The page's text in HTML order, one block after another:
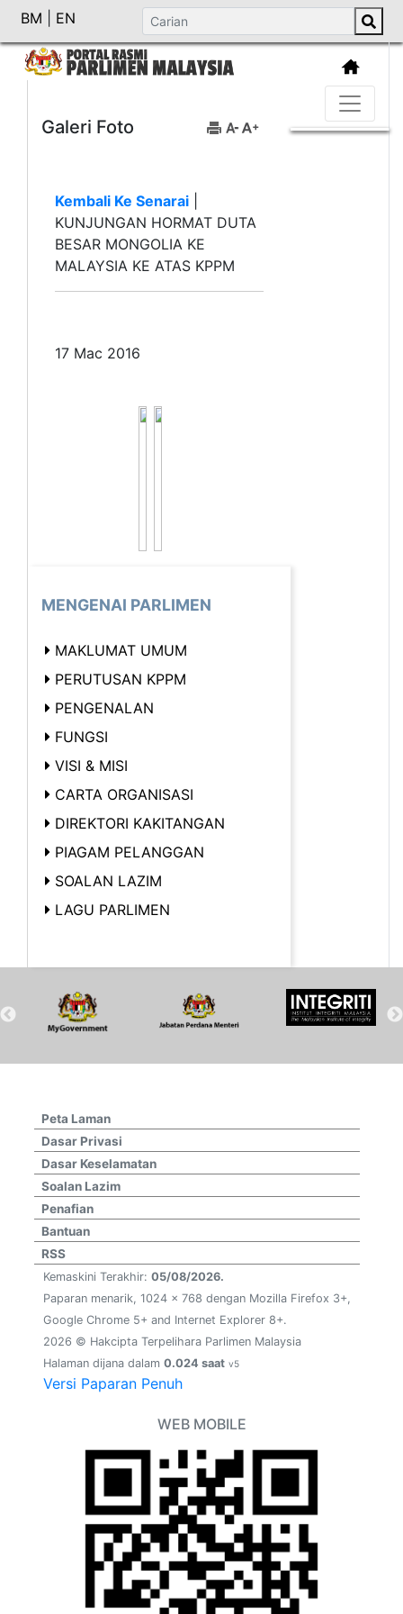
BM EN
Galeri Foto
Kembali Ke Senarai
KUNJUNGAN HORMAT DUTA
BESAR MONGOLIA KE
MALAYSIA KE ATAS KPPM
17 Mac 2016
MENGENAI PARLIMEN
MAKLUMAT UMUM
PERUTUSAN KPPM
PENGENALAN
FUNGSI
VISI & MISI
CARTA ORGANISASI
DIREKTORI KAKITANGAN
PIAGAM PELANGGAN
SOALAN LAZIM
LAGU PARLIMEN
Peta Laman
Dasar Privasi
Dasar Keselamatan
Soalan Lazim
Penafian
Bantuan
RSS
Kemaskini Terakhir: 05/08/2026.
Paparan menarik, 1024 x 768 dengan Mozilla Firefox 3+,
Google Chrome 5+ and Internet Explorer 8+.
2026 © Hakcipta Terpelihara Parlimen Malaysia
Halaman dijana dalam 0.024 saat v5
Versi Paparan Penuh
WEB MOBILE